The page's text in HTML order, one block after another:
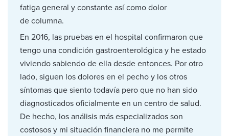
fatiga general y constante así como dolor
de columna.
En 2016, las pruebas en el hospital confirmaron que
tengo una condición gastroenterológica y he estado
viviendo sabiendo de ella desde entonces. Por otro
lado, siguen los dolores en el pecho y los otros
síntomas que siento todavía pero que no han sido
diagnosticados oficialmente en un centro de salud.
De hecho, los análisis más especializados son
costosos y mi situación financiera no me permite